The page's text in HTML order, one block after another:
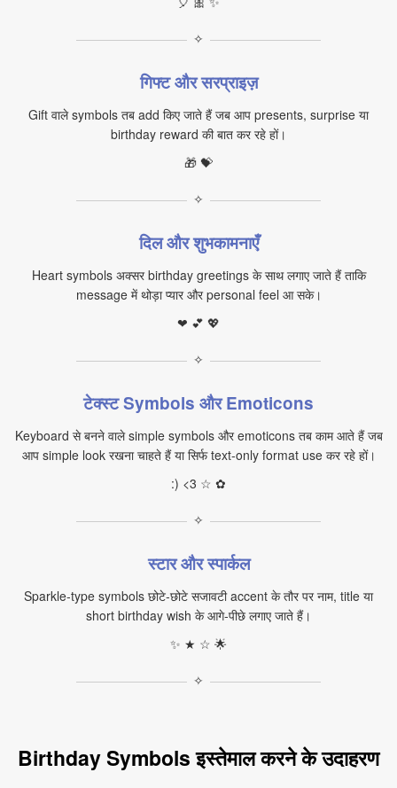
✧
गिफ्ट और सरप्राइज़
Gift वाले symbols तब add किए जाते हैं जब आप presents, surprise या
birthday reward की बात कर रहे हों।
🎁 💝
✧
दिल और शुभकामनाएँ
Heart symbols अक्सर birthday greetings के साथ लगाए जाते हैं ताकि
message में थोड़ा प्यार और personal feel आ सके।
❤ 💕 💖
✧
टेक्स्ट Symbols और Emoticons
Keyboard से बनने वाले simple symbols और emoticons तब काम आते हैं जब
आप simple look रखना चाहते हैं या सिर्फ text‑only format use कर रहे हों।
:) <3 ☆ ✿
✧
स्टार और स्पार्कल
Sparkle‑type symbols छोटे‑छोटे सजावटी accent के तौर पर नाम, title या
short birthday wish के आगे‑पीछे लगाए जाते हैं।
✨ ★ ☆ 🌟
✧
Birthday Symbols इस्तेमाल करने के उदाहरण